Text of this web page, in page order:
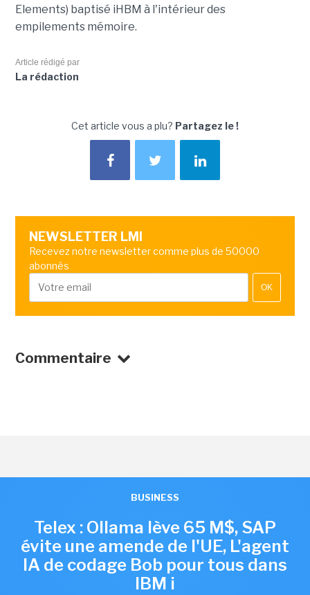
Elements) baptisé iHBM à l'intérieur des
empilements mémoire.
Article rédigé par
La rédaction
Cet article vous a plu? Partagez le !
NEWSLETTER LMI
Recevez notre newsletter comme plus de 50000
abonnés
OK
Commentaire
BUSINESS
Telex : Ollama lève 65 M$, SAP
évite une amende de l'UE, L'agent
IA de codage Bob pour tous dans
IBM i